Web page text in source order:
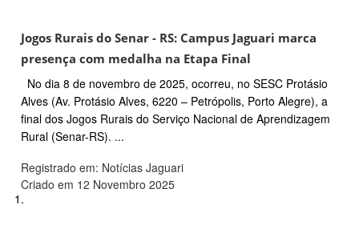
Jogos Rurais do Senar - RS: Campus Jaguari marca
presença com medalha na Etapa Final
No dia 8 de novembro de 2025, ocorreu, no SESC Protásio
Alves (Av. Protásio Alves, 6220 – Petrópolis, Porto Alegre), a
final dos Jogos Rurais do Serviço Nacional de Aprendizagem
Rural (Senar-RS). ...
Registrado em: Notícias Jaguari
Criado em 12 Novembro 2025
1.